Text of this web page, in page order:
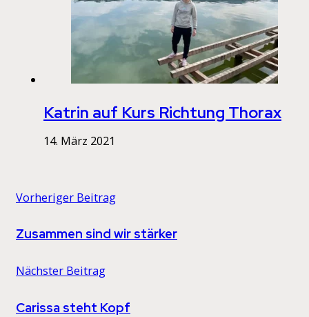
Katrin auf Kurs Richtung Thorax
14. März 2021
Vorheriger Beitrag
Zusammen sind wir stärker
Nächster Beitrag
Carissa steht Kopf